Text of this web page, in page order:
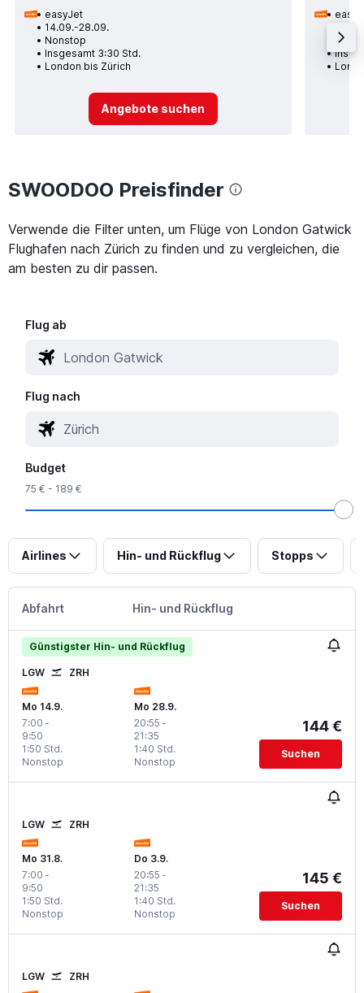
easyJet
14.09.-28.09.
Nonstop
Insgesamt 3:30 Std.
London bis Zürich
Angebote suchen
1
SWOODOO Preisfinder
Verwende die Filter unten, um Flüge von London Gatwick
Flughafen nach Zürich zu finden und zu vergleichen, die
am besten zu dir passen.
Flug ab
Flug nach
Budget
75 € - 189 €
Airlines Hin- und Rückflug Stopps
Abfahrt Hin- und Rückflug
Günstigster Hin- und Rückflug
LGW ZRH
Mo 14.9.
7:00 -
9:50
Nonstop
1:50 Std.
Mo 28.9.
20:55 -
21:35
Nonstop
1:40 Std.
144 €
Suchen
LGW ZRH
Mo 31.8.
7:00 -
9:50
Nonstop
1:50 Std.
Do 3.9.
20:55 -
21:35
Nonstop
1:40 Std.
145 €
Suchen
LGW ZRH